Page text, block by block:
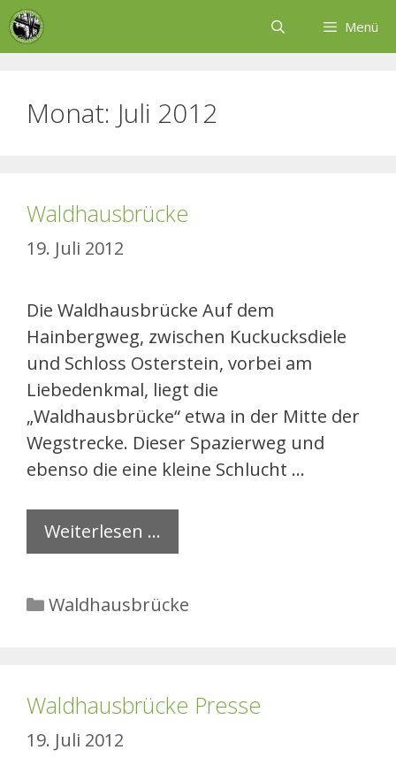
Zum
Inhalt
Menü
Monat: Juli 2012
Waldhausbrücke
19. Juli 2012
Die Waldhausbrücke Auf dem
Hainbergweg, zwischen Kuckucksdiele
und Schloss Osterstein, vorbei am
Liebedenkmal, liegt die
„Waldhausbrücke“ etwa in der Mitte der
Wegstrecke. Dieser Spazierweg und
ebenso die eine kleine Schlucht …
Weiterlesen …
Kategorien
Waldhausbrücke
Waldhausbrücke Presse
19. Juli 2012